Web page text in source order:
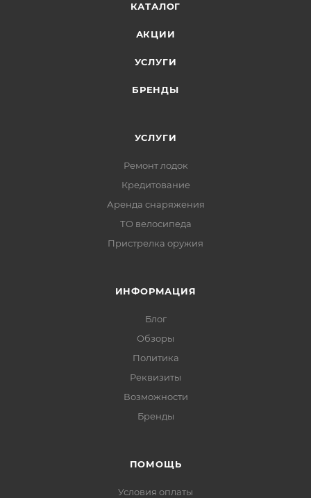
КАТАЛОГ
АКЦИИ
УСЛУГИ
БРЕНДЫ
УСЛУГИ
Ремонт лодок
Кредитование
Аренда снаряжения
ТО велосипеда
Пристрелка оружия
ИНФОРМАЦИЯ
Блог
Обзоры
Политика
Реквизиты
Возможности
Бренды
ПОМОЩЬ
Условия оплаты